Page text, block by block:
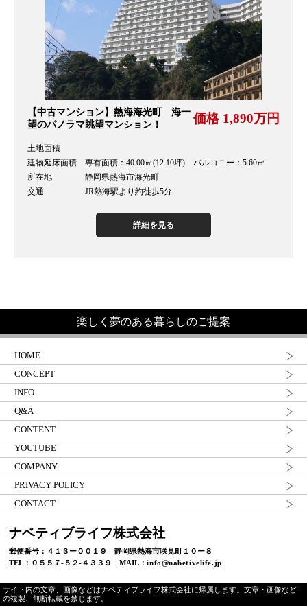
【中古マンション】熱海海光町 海一
望のパノラマ眺望マンション！
価格 1,890万円
土地面積
建物延床面積 専有面積：40.00㎡(12.10坪) バルコニー：5.60㎡
所在地 静岡県熱海市海光町
交通 JR熱海駅より約徒歩5分
詳細を見る
楽しく夢のある暮らしのご提案
HOME
CONCEPT
INFO
Q&A
CONTENT
YOUTUBE
COMPANY
PRIVACY POLICY
CONTACT
ナベティブライフ株式会社
郵便番号：４１３ー００１９ 静岡県熱海市咲見町１０ー８
TEL：０５５７-５２-４３３９ MAIL：info@nabetivelife.jp
サイト内の文章、画像などはナベティブライフ株式会社に帰属します。文章・画像など
の複製、無断転載を禁じます。